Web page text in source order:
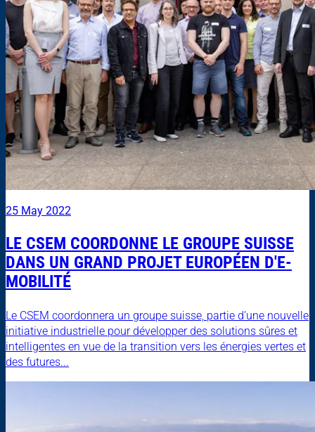
25 May 2022
LE CSEM COORDONNE LE GROUPE SUISSE
DANS UN GRAND PROJET EUROPÉEN D'E-
MOBILITÉ
Le CSEM coordonnera un groupe suisse, partie d’une nouvelle
initiative industrielle pour développer des solutions sûres et
intelligentes en vue de la transition vers les énergies vertes et
des futures...